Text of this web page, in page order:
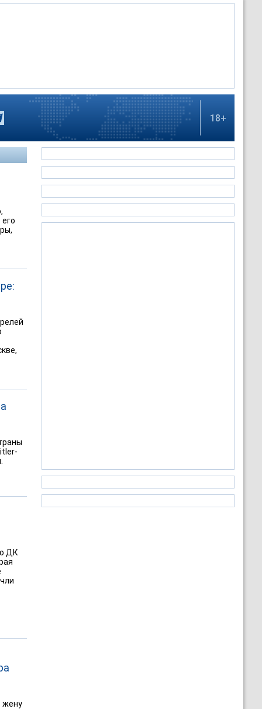
18+
ДК
жену